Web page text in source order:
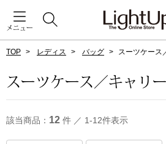
メニュー
すべて
TOP レディス バッグ スーツケース
スーツケース／キャリ
該当商品： 12 件 ／ 1-12件表示